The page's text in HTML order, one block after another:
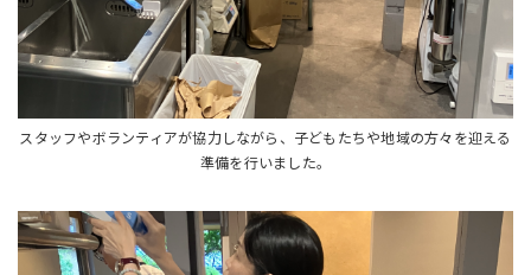
スタッフやボランティアが協力しながら、子どもたちや地域の方々を迎える
準備を行いました。